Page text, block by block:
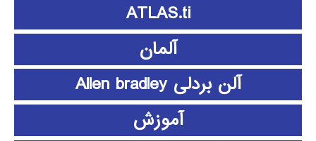
ATLAS.ti
آلمان
آلن بردلی Allen bradley
آموزش